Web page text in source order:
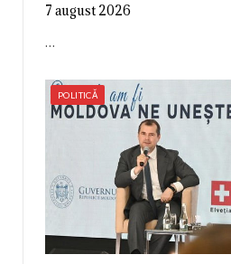
7 august 2026
…
POLITICĂ